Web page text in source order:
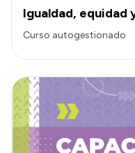
Igualdad, equidad
Curso autogestionado